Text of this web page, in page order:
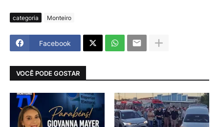
categoria Monteiro
Facebook
VOCÊ PODE GOSTAR